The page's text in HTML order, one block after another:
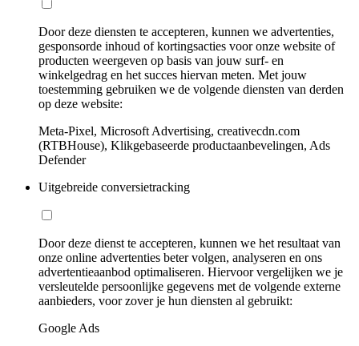
Door deze diensten te accepteren, kunnen we advertenties,
gesponsorde inhoud of kortingsacties voor onze website of
producten weergeven op basis van jouw surf- en
winkelgedrag en het succes hiervan meten. Met jouw
toestemming gebruiken we de volgende diensten van derden
op deze website:
Meta-Pixel, Microsoft Advertising, creativecdn.com
(RTBHouse), Klikgebaseerde productaanbevelingen, Ads
Defender
Uitgebreide conversietracking
Door deze dienst te accepteren, kunnen we het resultaat van
onze online advertenties beter volgen, analyseren en ons
advertentieaanbod optimaliseren. Hiervoor vergelijken we je
versleutelde persoonlijke gegevens met de volgende externe
aanbieders, voor zover je hun diensten al gebruikt:
Google Ads